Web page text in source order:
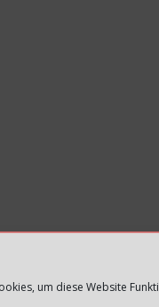
um diese Website